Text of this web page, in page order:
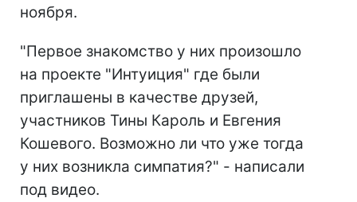
ноября.
"Первое знакомство у них произошло
на проекте "Интуиция" где были
приглашены в качестве друзей,
участников Тины Кароль и Евгения
Кошевого. Возможно ли что уже тогда
у них возникла симпатия?" - написали
под видео.